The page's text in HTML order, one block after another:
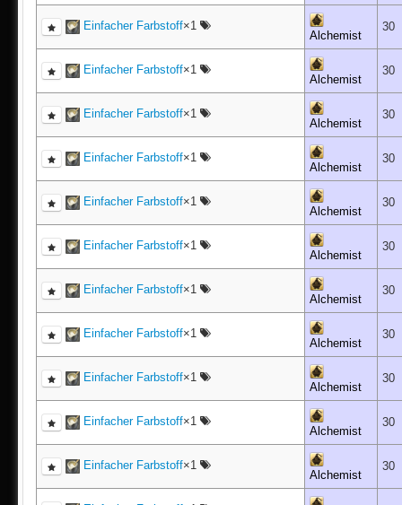
Einfacher Farbstoff×1
Alchemist
30
Einfacher Farbstoff×1
Alchemist
30
Einfacher Farbstoff×1
Alchemist
30
Einfacher Farbstoff×1
Alchemist
30
Einfacher Farbstoff×1
Alchemist
30
Einfacher Farbstoff×1
Alchemist
30
Einfacher Farbstoff×1
Alchemist
30
Einfacher Farbstoff×1
Alchemist
30
Einfacher Farbstoff×1
Alchemist
30
Einfacher Farbstoff×1
Alchemist
30
Einfacher Farbstoff×1
Alchemist
30